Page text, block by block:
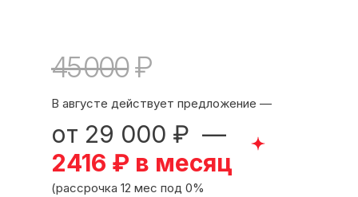
45 000₽
(рассрочка 12 мес под 0%
В августе действует предложение —
2416 ₽ в месяц
от 29 000 ₽ —
Международный центр медицинского
и фармацевтического образования
8 800 444 10 82